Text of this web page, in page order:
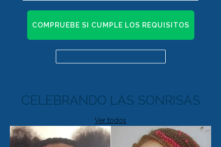
COMPRUEBE SI CUMPLE LOS REQUISITOS
CELEBRANDO LAS SONRISAS
Ver todos